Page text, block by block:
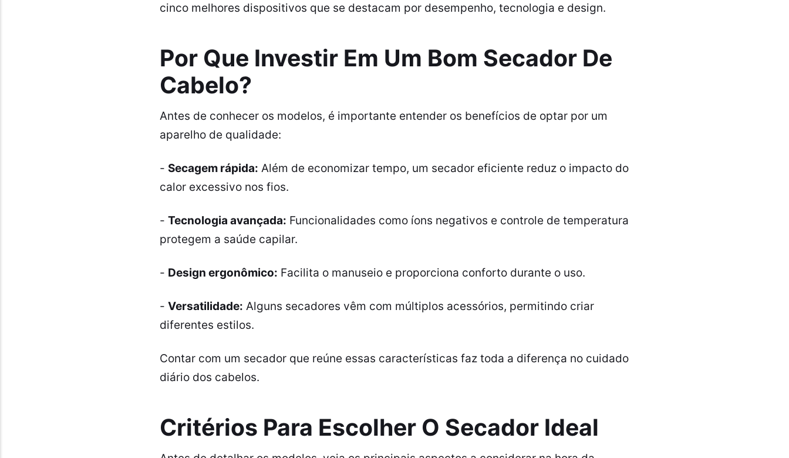
cinco melhores dispositivos que se destacam por desempenho, tecnologia e design.
Por Que Investir Em Um Bom Secador De
Cabelo?
Antes de conhecer os modelos, é importante entender os benefícios de optar por um
aparelho de qualidade:
- Secagem rápida: Além de economizar tempo, um secador eficiente reduz o impacto do
calor excessivo nos fios.
- Tecnologia avançada: Funcionalidades como íons negativos e controle de temperatura
protegem a saúde capilar.
- Design ergonômico: Facilita o manuseio e proporciona conforto durante o uso.
- Versatilidade: Alguns secadores vêm com múltiplos acessórios, permitindo criar
diferentes estilos.
Contar com um secador que reúne essas características faz toda a diferença no cuidado
diário dos cabelos.
Critérios Para Escolher O Secador Ideal